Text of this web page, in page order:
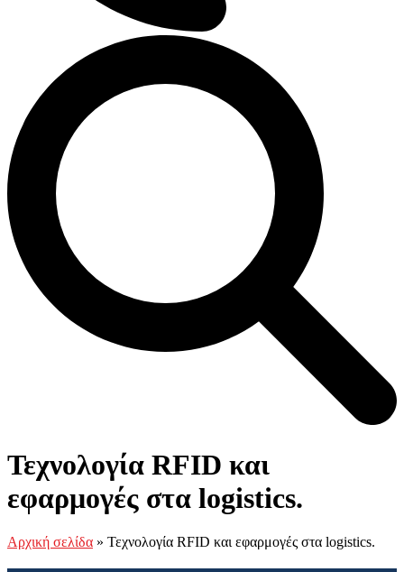
mobile
menu
mobile
menu
Τεχνολογία RFID και
εφαρμογές στα logistics.
Αρχική σελίδα » Τεχνολογία RFID και εφαρμογές στα logistics.